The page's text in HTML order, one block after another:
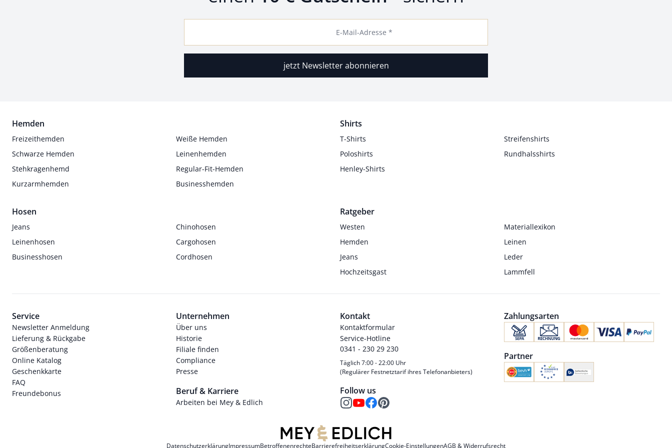
E-Mail-Adresse *
jetzt Newsletter abonnieren
Hemden
Freizeithemden
Weiße Hemden
Schwarze Hemden
Leinenhemden
Stehkragenhemd
Regular-Fit-Hemden
Kurzarmhemden
Businesshemden
Shirts
T-Shirts
Streifenshirts
Poloshirts
Rundhalsshirts
Henley-Shirts
Hosen
Jeans
Chinohosen
Leinenhosen
Cargohosen
Businesshosen
Cordhosen
Ratgeber
Westen
Materiallexikon
Hemden
Leinen
Jeans
Leder
Hochzeitsgast
Lammfell
Service
Newsletter Anmeldung
Lieferung & Rückgabe
Größenberatung
Online Katalog
Geschenkkarte
FAQ
Freundebonus
Unternehmen
Über uns
Historie
Filiale finden
Compliance
Presse
Beruf & Karriere
Arbeiten bei Mey & Edlich
Kontakt
Kontaktformular
Service-Hotline
0341 - 230 29 230
Täglich 7:00 - 22:00 Uhr
(Regulärer Festnetztarif ihres Telefonanbieters)
Follow us
Zahlungsarten
Partner
DatenschutzerklärungImpressumBetroffenenrechteBarrierefreiheitserklärungCookie-EinstellungenAGB & Widerrufsrecht